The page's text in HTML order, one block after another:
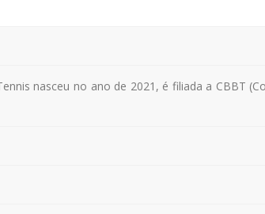
nasceu no ano de 2021, é filiada a CBBT